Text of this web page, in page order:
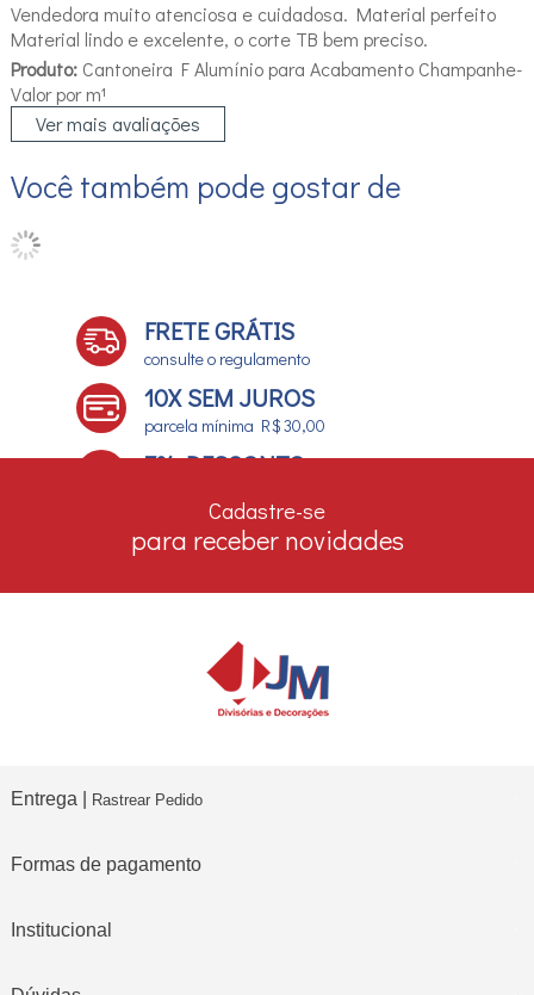
Vendedora muito atenciosa e cuidadosa. Material perfeito
Material lindo e excelente, o corte TB bem preciso.
Produto:Cantoneira F Alumínio para Acabamento Champanhe-
Valor por m¹
Ver mais avaliações
Você também pode gostar de
FRETE GRÁTIS
consulte o regulamento
10X SEM JUROS
parcela mínima R$ 30,00
7% DESCONTO
Cadastre-se
para receber novidades
Entrega | Rastrear Pedido
Formas de pagamento
Institucional